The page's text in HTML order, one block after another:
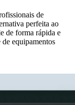
de
perfeita ao
de forma rápida e
de equipamentos